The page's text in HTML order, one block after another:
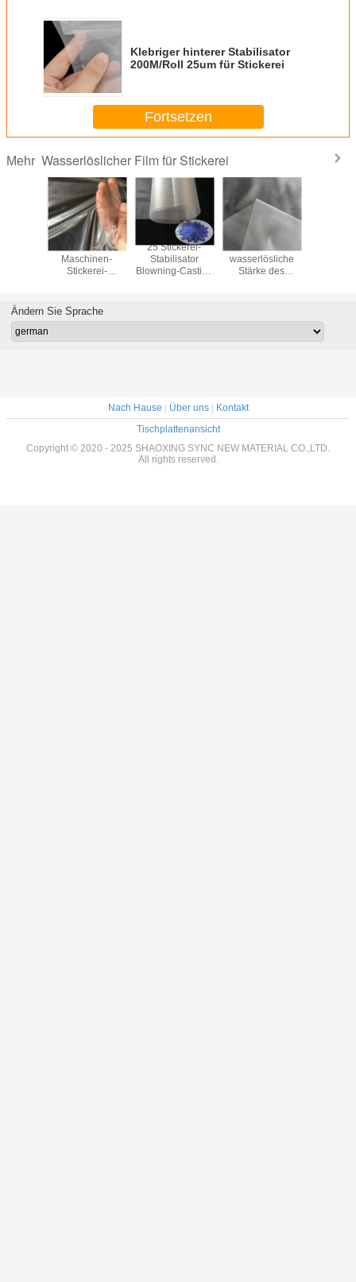
Klebriger hinterer Stabilisator
200M/Roll 25um für Stickerei
Fortsetzen
Mehr Wasserlöslicher Film für Stickerei
Weicher PVA-
Maschinen-
Stickerei-
Width
25 Stickerei-
Stabilisator
Blowning-Casting
Kalte PVA
wasserlösliche
Stärke des
Ändern Sie Sprache
Nach Hause Über uns|
Kontakt
Tischplattenansicht
Copyright © 2020 - 2025 SHAOXING SYNC NEW MATERIAL CO.,LTD.
All rights reserved.